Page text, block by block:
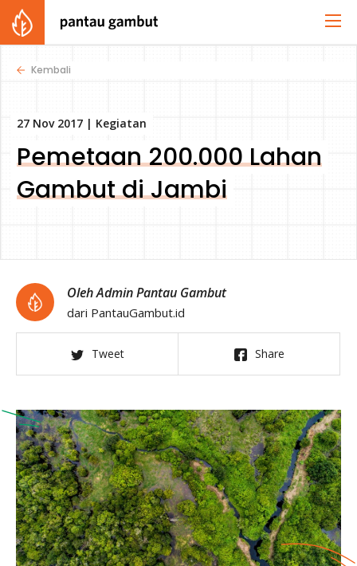
Kembali
27 Nov 2017 | Kegiatan
Pemetaan 200.000 Lahan
Gambut di Jambi
Oleh Admin Pantau Gambut
dari PantauGambut.id
Tweet Share